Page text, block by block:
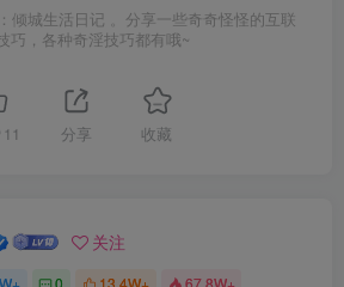
倾城生活日记 。分享一些奇奇怪怪的互联
巧，各种奇淫技巧都有哦~
11 分享 收藏
关注
0 13.4W+ 67.8W+